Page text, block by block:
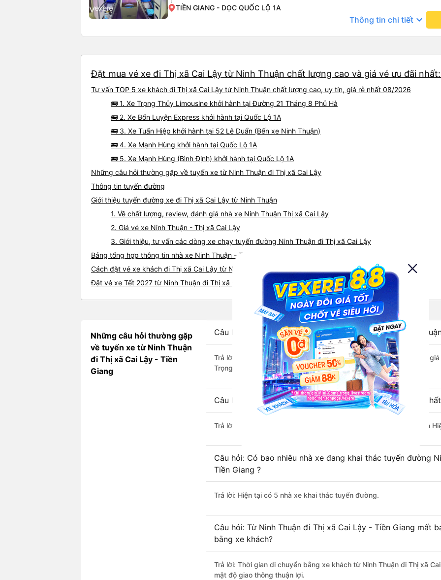
dịch vụ xe buýt giường nằm
chuyến công tác, vì đây
buýt giường nằm thoải mái
thường xuyên theo lịch
tuyến đường này một lần
TIỀN GIANG - DỌC QUỐC LỘ 1A
Thông tin chi tiết keyboard_arrow_down
Đặt mua vé xe đi Thị xã Cai Lậy từ Ninh Thuận chất lượng cao và giá vé ưu đãi
Tư vấn TOP 5 xe khách đi Thị xã Cai Lậy từ Ninh Thuận chất lượng cao, uy tín, giá rẻ nhất 08/2026
🚌 1. Xe Trọng Thủy Limousine khởi hành tại Đường 21 Tháng 8 Phủ Hà
🚌 2. Xe Bốn Luyện Express khởi hành tại Quốc Lộ 1A
🚌 3. Xe Tuấn Hiệp khởi hành tại 52 Lê Duẩn (Bến xe Ninh Thuận)
🚌 4. Xe Mạnh Hùng khởi hành tại Quốc Lộ 1A
🚌 5. Xe Mạnh Hùng (Bình Định) khởi hành tại Quốc Lộ 1A
Những câu hỏi thường gặp về tuyến xe từ Ninh Thuận đi Thị xã Cai Lậy
Thông tin tuyến đường
Giới thiệu tuyến đường xe đi Thị xã Cai Lậy từ Ninh Thuận
1. Về chất lượng, review, đánh giá nhà xe Ninh Thuận Thị xã Cai Lậy
2. Giá vé xe Ninh Thuận - Thị xã Cai Lậy
3. Giới thiệu, tư vấn các dòng xe chạy tuyến đường Ninh Thuận đi Thị xã Cai Lậy
Bảng tổng hợp thông tin nhà xe Ninh Thuận - Thị xã Cai Lậy
Cách đặt vé xe khách đi Thị xã Cai Lậy từ Ninh Thuận nhanh và uy tín nhất
Đặt vé xe Tết 2027 từ Ninh Thuận đi Thị xã Cai Lậy
Những câu hỏi thường gặp
về tuyến xe từ Ninh Thuận
đi Thị xã Cai Lậy - Tiền
Giang
Câu hỏi: Nhà xe đi Thị xã Cai Lậy - Tiền Giang từ Ninh
Trả lời: Xe đi Thị xã Cai Lậy - Tiền Giang từ Ninh Thuận được đánh
Trọng Thủy Limousine, Bốn Luyện Express, Tuấn Hiệp.
Câu hỏi: Xe nào đi Thị xã Cai Lậy - Tiền Giang có giá rẻ
Trả lời: Vé xe rẻ nhất có mức giá là 370.000 đồng của nhà xe Tuấn
Câu hỏi: Có bao nhiêu nhà xe đang khai thác tuyến đường
Tiền Giang ?
Trả lời: Hiện tại có 5 nhà xe khai thác tuyến đường.
Câu hỏi: Từ Ninh Thuận đi Thị xã Cai Lậy - Tiền Giang mất
bằng xe khách?
Trả lời: Thời gian di chuyển bằng xe khách từ Ninh Thuận đi Thị xã
mật độ giao thông thuận lợi.